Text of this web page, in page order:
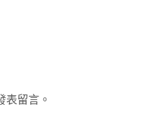
表留言。